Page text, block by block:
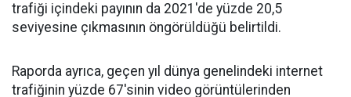
trafiği içindeki payının da 2021'de yüzde 20,5
seviyesine çıkmasının öngörüldüğü belirtildi.
Raporda ayrıca, geçen yıl dünya genelindeki internet
trafiğinin yüzde 67'sinin video görüntülerinden